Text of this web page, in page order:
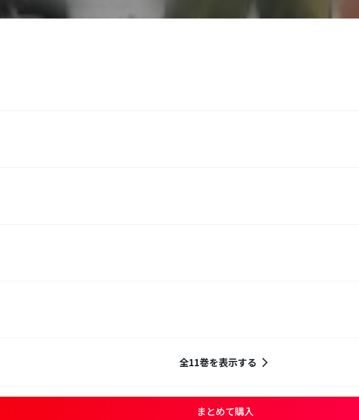
全11巻を表示する
まとめて購入